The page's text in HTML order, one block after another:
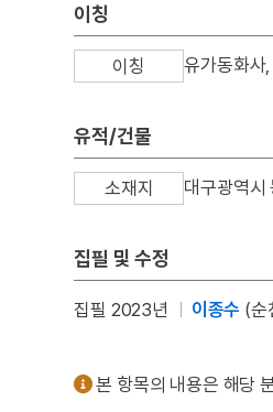
이칭
이칭 유가동화
유적/건물
소재지 대구광역시
집필 및 수정
집필 2023년 이종수 (순
본 항목의 내용은 해당